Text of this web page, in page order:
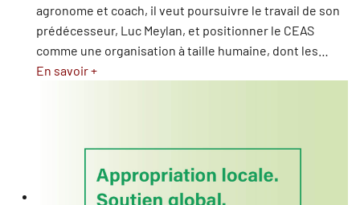
agronome et coach, il veut poursuivre le travail de son
prédécesseur, Luc Meylan, et positionner le CEAS
comme une organisation à taille humaine, dont les
En savoir +